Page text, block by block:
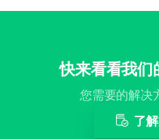
您需要的解决
了